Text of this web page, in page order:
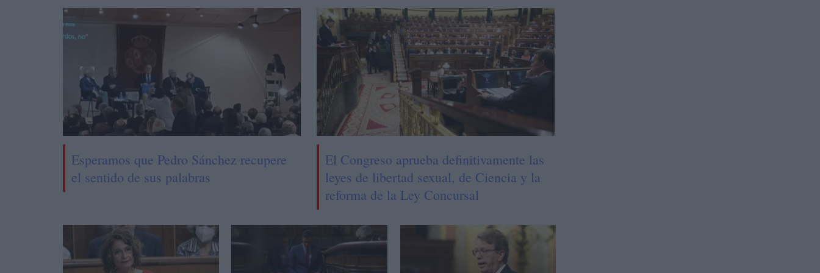
Esperamos que Pedro Sánchez recupere
el sentido de sus palabras
El Congreso aprueba definitivamente las
leyes de libertad sexual, de Ciencia y la
reforma de la Ley Concursal